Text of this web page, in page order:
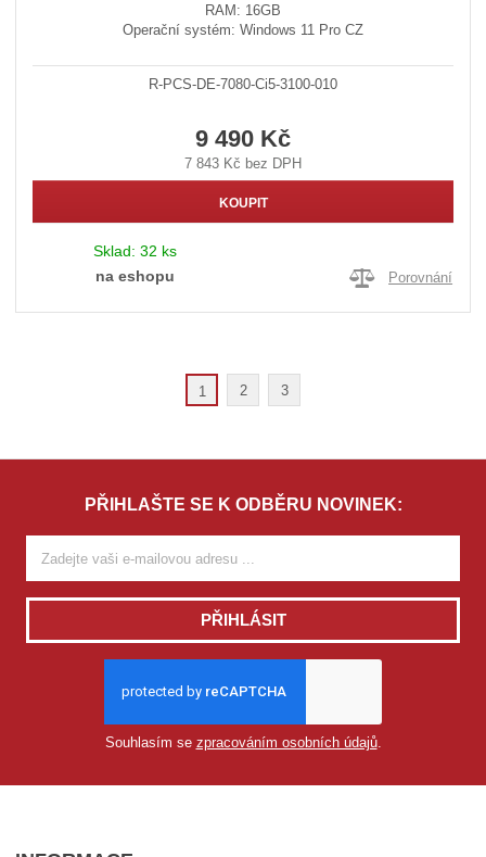
RAM: 16GB
Operační systém: Windows 11 Pro CZ
R-PCS-DE-7080-Ci5-3100-010
9 490 Kč
7 843 Kč bez DPH
KOUPIT
Sklad: 32 ks
na eshopu
Porovnání
1 2 3
PŘIHLAŠTE SE K ODBĚRU NOVINEK:
PŘIHLÁSIT
Souhlasím se zpracováním osobních údajů.